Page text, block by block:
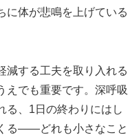
に体が悲鳴を上げている
減する工夫を取り入れる
えでも重要です。深呼吸
る、1日の終わりにはし
る——どれも小さなこと